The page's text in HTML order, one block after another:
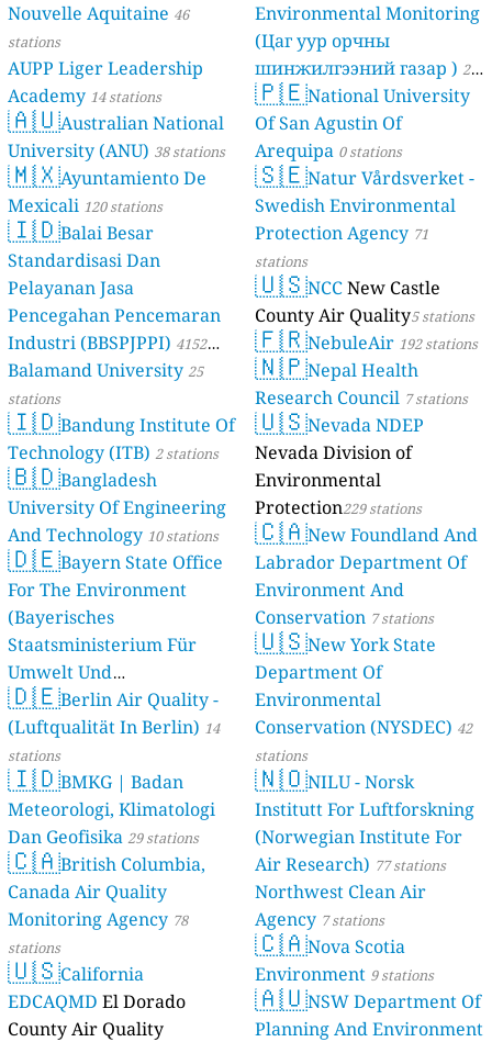
Nouvelle Aquitaine 46
stations
AUPP Liger Leadership
Academy 14 stations
🇦🇺Australian National
University (ANU) 38 stations
🇲🇽Ayuntamiento De
Mexicali 120 stations
🇮🇩Balai Besar
Standardisasi Dan
Pelayanan Jasa
Pencegahan Pencemaran
Industri (BBSPJPPI) 4152
stations
Balamand University25
stations
🇮🇩Bandung Institute Of
Technology (ITB) 2 stations
🇧🇩Bangladesh
University Of Engineering
And Technology 10 stations
🇩🇪Bayern State Office
For The Environment
(Bayerisches
Staatsministerium Für
Umwelt Und
Verbraucherschutz) - LfU
46 stations
🇩🇪Berlin Air Quality -
(Luftqualität In Berlin) 14
stations
🇮🇩BMKG | Badan
Meteorologi, Klimatologi
Dan Geofisika 29 stations
🇨🇦British Columbia,
Canada Air Quality
Monitoring Agency 78
stations
🇺🇸California
EDCAQMD El Dorado
County Air Quality
Environmental Monitoring
(Цаг уур орчны
шинжилгээний газар ) 21
stations
🇵🇪National University
Of San Agustin Of
Arequipa 0 stations
🇸🇪Natur Vårdsverket -
Swedish Environmental
Protection Agency 71
stations
🇺🇸NCCNew Castle
County Air Quality5 stations
🇫🇷NebuleAir 192 stations
🇳🇵Nepal Health
Research Council 7 stations
🇺🇸Nevada NDEP
Nevada Division of
Environmental
Protection229 stations
🇨🇦New Foundland And
Labrador Department Of
Environment And
Conservation 7 stations
🇺🇸New York State
Department Of
Environmental
Conservation (NYSDEC) 42
stations
🇳🇴NILU - Norsk
Institutt For Luftforskning
(Norwegian Institute For
Air Research) 77 stations
Northwest Clean Air
Agency 7 stations
🇨🇦Nova Scotia
Environment 9 stations
🇦🇺NSW Department Of
Planning And Environment